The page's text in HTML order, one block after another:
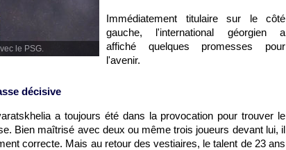
le PSG.
Immédiatement titulaire sur le côté
gauche, l'international géorgien a
affiché quelques promesses pour
l'avenir.
décisive
a toujours été dans la provocation pour trouver le
Bien maîtrisé avec deux ou même trois joueurs devant lui, il
correcte. Mais au retour des vestiaires, le talent de 23 ans